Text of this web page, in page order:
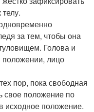
за тем, чтобы она
Голова и
положении, лицо
пор, пока свободная
свое положение по
исходное положение.